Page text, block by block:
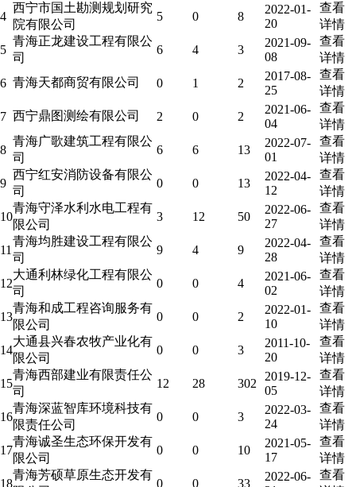
4
西宁市国土勘测规划研究
院有限公司
5 0 8
2022-01-
20
查看
详情
5
青海正龙建设工程有限公
司
6 4 3
2021-09-
08
查看
详情
6 青海天都商贸有限公司 0 1 2
2017-08-
25
查看
详情
7 西宁鼎图测绘有限公司 2 0 2
2021-06-
04
查看
详情
8
青海广歌建筑工程有限公
司
6 6 13
2022-07-
01
查看
详情
9
西宁红安消防设备有限公
司
0 0 13
2022-04-
12
查看
详情
10
青海守泽水利水电工程有
限公司
3 12 50
2022-06-
27
查看
详情
11
青海均胜建设工程有限公
司
9 4 9
2022-04-
28
查看
详情
12
大通利林绿化工程有限公
司
0 0 4
2021-06-
02
查看
详情
13
青海和成工程咨询服务有
限公司
0 0 2
2022-01-
10
查看
详情
14
大通县兴春农牧产业化有
限公司
0 0 3
2011-10-
20
查看
详情
15
青海西部建业有限责任公
司
12 28 302
2019-12-
05
查看
详情
16
青海深蓝智库环境科技有
限责任公司
0 0 3
2022-03-
24
查看
详情
17
青海诚圣生态环保开发有
限公司
0 0 10
2021-05-
17
查看
详情
18
青海芳硕草原生态开发有
0 0 33
2022-06-
查看